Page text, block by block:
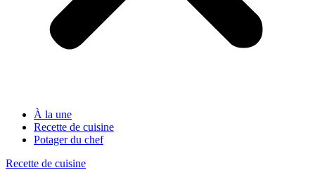
À la une
Recette de cuisine
Potager du chef
Recette de cuisine